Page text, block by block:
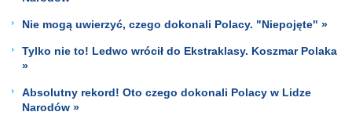
Nie mogą uwierzyć, czego dokonali Polacy. "Niepojęte" »
Tylko nie to! Ledwo wrócił do Ekstraklasy. Koszmar Polaka
»
Absolutny rekord! Oto czego dokonali Polacy w Lidze
Narodów »